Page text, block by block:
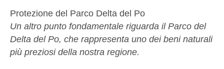
Protezione del Parco Delta del Po
Un altro punto fondamentale riguarda il Parco del
Delta del Po, che rappresenta uno dei beni naturali
più preziosi della nostra regione.